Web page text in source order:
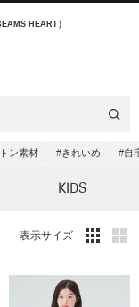
HEART）
ン素材 #きれいめ #自
KIDS
表示サイズ